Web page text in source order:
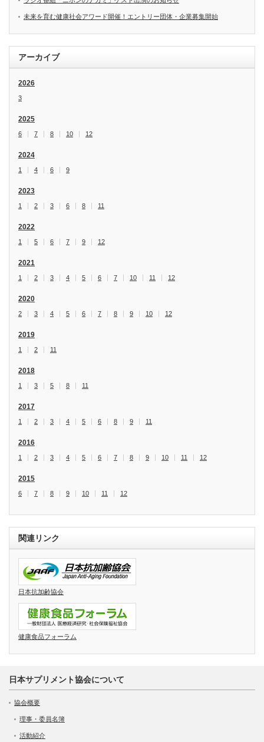
未来を育む健康社会アワード開催！エントリー団体・企業募集開始
アーカイブ
2026
3
2025
6 7 8 10 12
2024
1 4 6 9
2023
1 2 3 6 8 11
2022
1 5 6 7 9 12
2021
1 2 3 4 5 6 7 10 11 12
2020
2 3 4 5 6 7 8 9 10 12
2019
1 2 11
2018
1 3 5 8 11
2017
1 2 3 4 5 6 8 9 11
2016
1 2 3 4 5 6 7 8 9 10 11 12
2015
6 7 8 9 10 11 12
関連リンク
日本抗加齢協会
健康食品フォーラム
日本サプリメント協会について
協会概要
理事・委員名簿
活動紹介